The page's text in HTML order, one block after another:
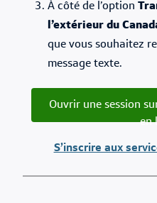
À côté de l’option
l’extérieur du
que vous souhaitez
message texte.
Ouvrir une session
en
S’inscrire aux